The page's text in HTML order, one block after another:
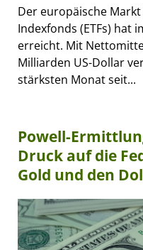
Der europäische
Indexfonds (ETFs) hat
erreicht. Mit
Milliarden US-Dollar
stärksten Monat seit...
Powell-
Druck auf die
Gold und den